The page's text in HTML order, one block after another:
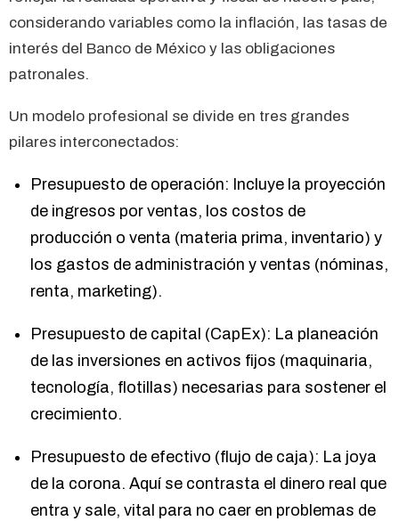
considerando variables como la inflación, las tasas de
interés del Banco de México y las obligaciones
patronales.
Un modelo profesional se divide en tres grandes
pilares interconectados:
Presupuesto de operación: Incluye la proyección
de ingresos por ventas, los costos de
producción o venta (materia prima, inventario) y
los gastos de administración y ventas (nóminas,
renta, marketing).
Presupuesto de capital (CapEx): La planeación
de las inversiones en activos fijos (maquinaria,
tecnología, flotillas) necesarias para sostener el
crecimiento.
Presupuesto de efectivo (flujo de caja): La joya
de la corona. Aquí se contrasta el dinero real que
entra y sale, vital para no caer en problemas de